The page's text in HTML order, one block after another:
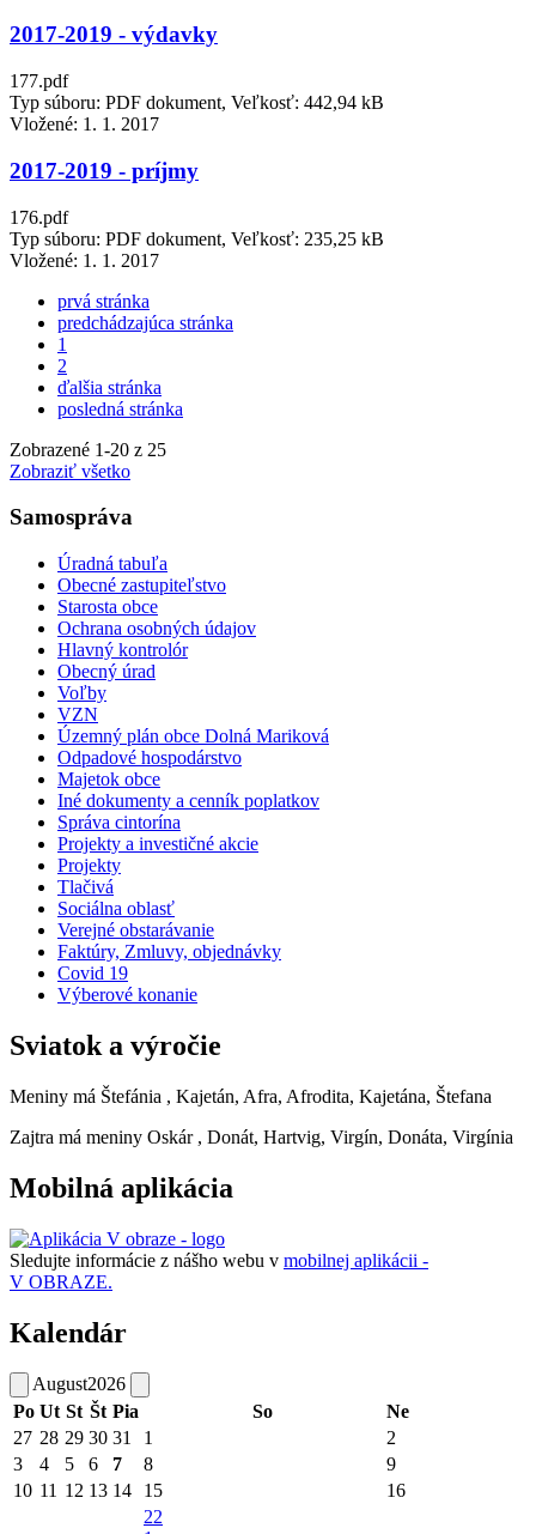
2017-2019 - výdavky
177.pdf
Typ súboru: PDF dokument, Veľkosť: 442,94 kB
Vložené: 1. 1. 2017
2017-2019 - príjmy
176.pdf
Typ súboru: PDF dokument, Veľkosť: 235,25 kB
Vložené: 1. 1. 2017
prvá stránka
predchádzajúca stránka
1
2
ďalšia stránka
posledná stránka
Zobrazené 1-20 z 25
Zobraziť všetko
Samospráva
Úradná tabuľa
Obecné zastupiteľstvo
Starosta obce
Ochrana osobných údajov
Hlavný kontrolór
Obecný úrad
Voľby
VZN
Územný plán obce Dolná Mariková
Odpadové hospodárstvo
Majetok obce
Iné dokumenty a cenník poplatkov
Správa cintorína
Projekty a investičné akcie
Projekty
Tlačivá
Sociálna oblasť
Verejné obstarávanie
Faktúry, Zmluvy, objednávky
Covid 19
Výberové konanie
Sviatok a výročie
Meniny má Štefánia , Kajetán, Afra, Afrodita, Kajetána, Štefana
Zajtra má meniny Oskár , Donát, Hartvig, Virgín, Donáta, Virgínia
Mobilná aplikácia
Sledujte informácie z nášho webu v mobilnej aplikácii -
V OBRAZE.
Kalendár
August2026
Po Ut St Št Pia So
Ne
27 28 29 30 31 1
2
3
4 5 6 7 8
9
10 11 12 13 14 15 16
22